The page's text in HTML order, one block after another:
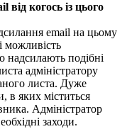
когось із цього
email на цьому
можливість
надсилають подібні
адміністратору
листа. Дуже
в яких міститься
Адміністратор
заходи.